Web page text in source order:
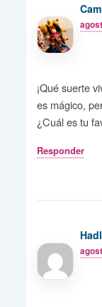
¡Qué suerte
es mágico,
¿Cuál es tu
Responder